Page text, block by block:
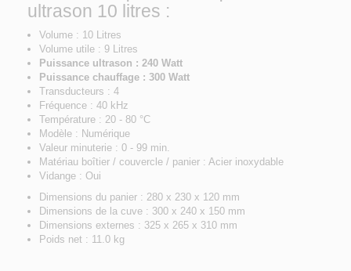
ultrason 10 litres :
Volume : 10 Litres
Volume utile : 9 Litres
Puissance ultrason : 240 Watt
Puissance chauffage : 300 Watt
Transducteurs : 4
Fréquence : 40 kHz
Température : 20 - 80 °C
Modèle : Numérique
Valeur minuterie : 0 - 99 min.
Matériau boîtier / couvercle / panier : Acier inoxydable
Vidange : Oui
Dimensions du panier : 280 x 230 x 120 mm
Dimensions de la cuve : 300 x 240 x 150 mm
Dimensions externes : 325 x 265 x 310 mm
Poids net : 11.0 kg